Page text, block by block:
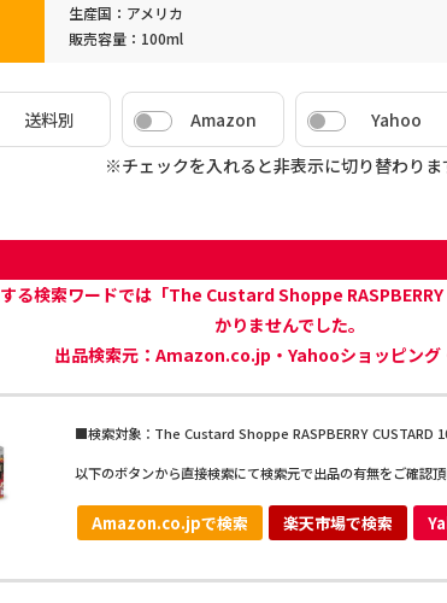
生産国：アメリカ
販売容量：100ml
送料別 Amazon Yahoo
※チェックを入れると非表示に切り替わりま
る検索ワードでは「The Custard Shoppe
かりませんでした。
出品検索元：Amazon.co.jp・Yahooショッピング
■検索対象：The Custard Shoppe RASPBERRY CUSTARD
以下のボタンから直接検索にて検索元で出品の有無をご確認頂
Amazon.co.jpで検索 楽天市場で検索